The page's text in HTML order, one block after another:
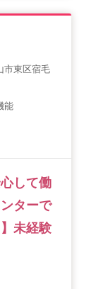
市東区宿毛
能
して働
ターで
未経験